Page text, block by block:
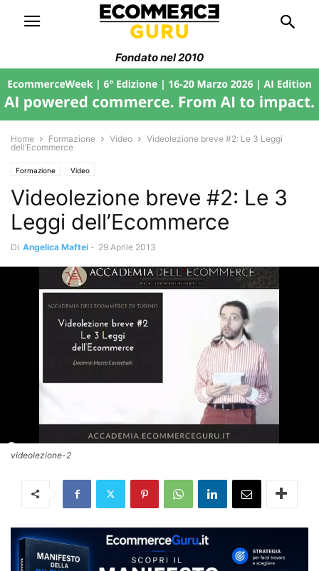
Fondato nel 2010
Home Formazione Video
Videolezione breve #2: Le 3 Leggi
dell’Ecommerce
Formazione Video
Videolezione breve #2: Le 3
Leggi dell’Ecommerce
Di Angelica Maftei - 29 Aprile 2013
videolezione-2